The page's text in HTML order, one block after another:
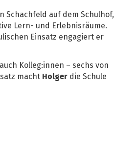
Schachfeld auf dem Schulhof,
Lern- und Erlebnisräume.
Einsatz engagiert er
Kolleg:innen – sechs von
macht Holger die Schule